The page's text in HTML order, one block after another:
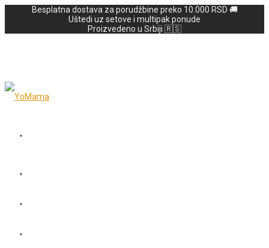
Besplatna dostava za porudžbine preko 10.000 RSD 🚚
Uštedi uz setove i multipak ponude
Proizvedeno u Srbiji 🇷🇸